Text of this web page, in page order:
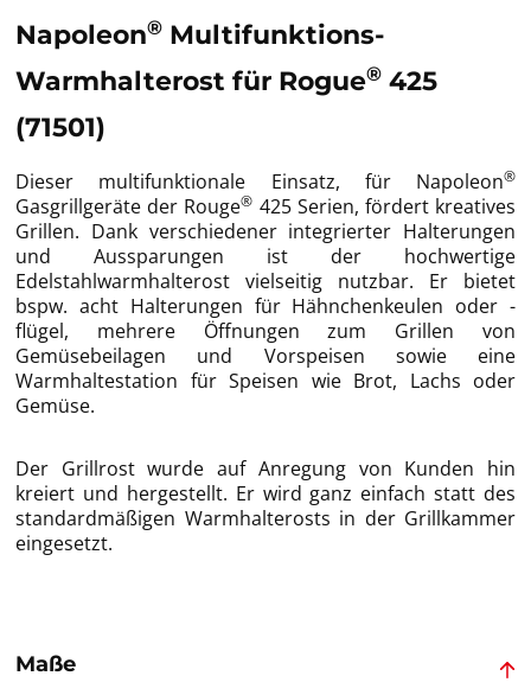
Napoleon® Multifunktions-
Warmhalterost für Rogue® 425
(71501)
Dieser multifunktionale Einsatz, für Napoleon®
Gasgrillgeräte der Rouge® 425 Serien, fördert kreatives
Grillen. Dank verschiedener integrierter Halterungen
und Aussparungen ist der hochwertige
Edelstahlwarmhalterost vielseitig nutzbar. Er bietet
bspw. acht Halterungen für Hähnchenkeulen oder -
flügel, mehrere Öffnungen zum Grillen von
Gemüsebeilagen und Vorspeisen sowie eine
Warmhaltestation für Speisen wie Brot, Lachs oder
Gemüse.
Der Grillrost wurde auf Anregung von Kunden hin
kreiert und hergestellt. Er wird ganz einfach statt des
standardmäßigen Warmhalterosts in der Grillkammer
eingesetzt.
Maße